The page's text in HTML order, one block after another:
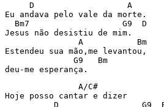
     D                   A
Eu andava pelo vale da morte.
  Bm7                   G9  D
Jesus não desistiu de mim.
               A           Bm
Estendeu sua mão,me levantou,
              G9   Bm
deu-me esperança.
               A/C#
Hoje posso cantar e dizer
D                 G9